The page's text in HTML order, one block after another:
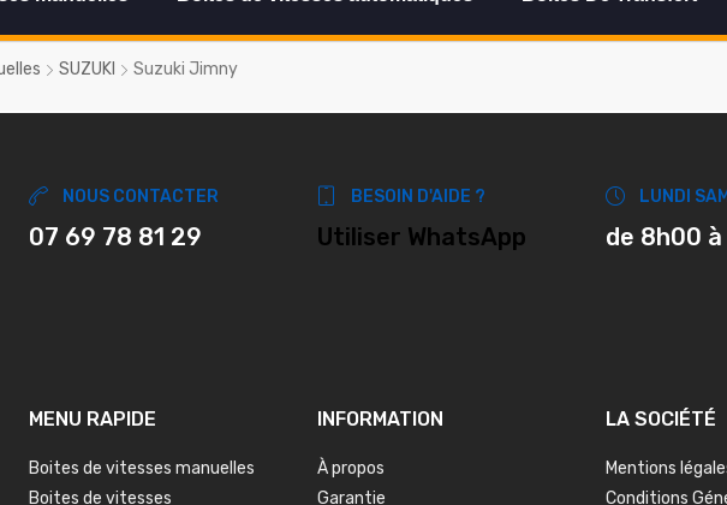
SUZUKI Suzuki Jimny
NOUS CONTACTER
07 69 78 81 29
BESOIN D'AIDE ?
Utiliser WhatsApp
LUNDI
de 8h00
MENU RAPIDE
Boites de vitesses manuelles
Boites de vitesses
INFORMATION
À propos
Garantie
LA SOCIÉTÉ
Mentions
Conditions